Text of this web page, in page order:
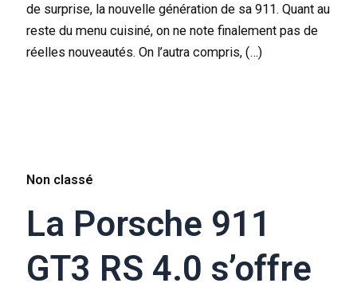
de surprise, la nouvelle génération de sa 911. Quant au
reste du menu cuisiné, on ne note finalement pas de
réelles nouveautés. On l’autra compris, (…)
Non classé
La Porsche 911
GT3 RS 4.0 s’offre